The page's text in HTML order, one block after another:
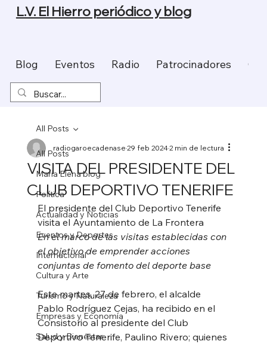
Blog Eventos Radio Patrocinadores
L.V. El Hierro periódico y blog
All Posts
Maria Elena blog
Política
Actualidad y Noticias
Eventos y Deportes
Internacional
Cultura y Arte
Turismo y Naturaleza
Empresas y Economía
Salud y Bienestar
All Posts
VISITA DEL PRESIDENTE DEL
CLUB DEPORTIVO TENERIFE
radiogaroecadenase29 feb 20242 min de lectura
El presidente del Club Deportivo Tenerife
visita el Ayuntamiento de La Frontera
En el marco de las visitas establecidas con
el objetivo de emprender acciones
conjuntas de fomento del deporte base
Este martes, 27 de febrero, el alcalde
Pablo Rodríguez Cejas, ha recibido en el
Consistorio al presidente del Club
Deportivo Tenerife, Paulino Rivero; quienes